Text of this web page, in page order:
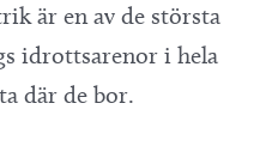
är en av de största
idrottsarenor i hela
där de bor.